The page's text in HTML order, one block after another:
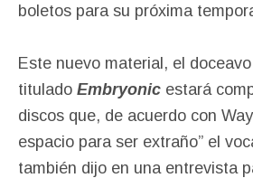
boletos para su próxima
Este nuevo material, el
titulado Embryonic estará
discos que, de acuerdo con
espacio para ser extraño” el
también dijo en una entrevista